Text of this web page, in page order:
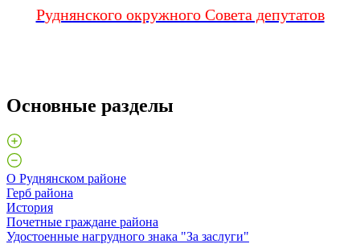
Руднянского окружного Совета депутатов
Основные разделы
О Руднянском районе
Герб района
История
Почетные граждане района
Удостоенные нагрудного знака "За заслуги"